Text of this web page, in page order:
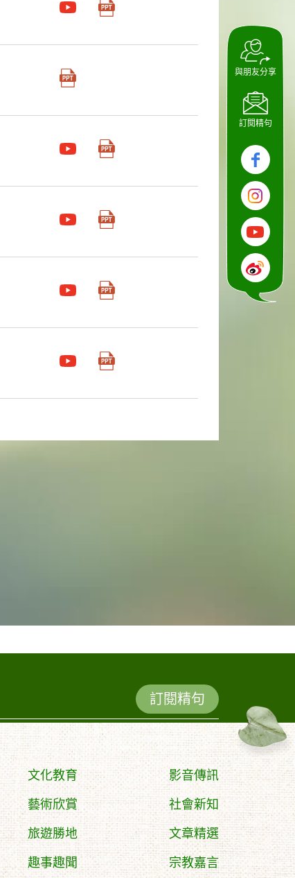
訂閱精句
文化教育
藝術欣賞
旅遊勝地
趣事趣聞
影音傳訊
社會新知
文章精選
宗教嘉言
與朋友分享
訂閱精句